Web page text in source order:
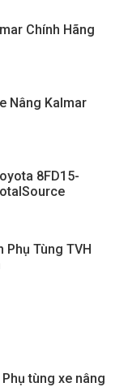
Chính Hãng
Nâng Kalmar
8FD15-
Phụ Tùng TVH
tùng xe nâng